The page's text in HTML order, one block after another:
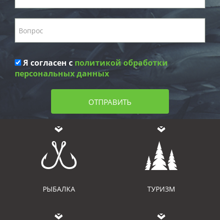
Я согласен с политикой обработки
персональных данных
ОТПРАВИТЬ
РЫБАЛКА ТУРИЗМ